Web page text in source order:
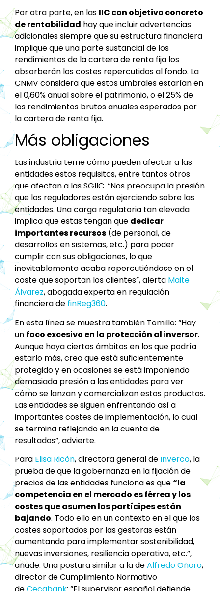
Por otra parte, en las IIC con objetivo concreto
de rentabilidad hay que incluir advertencias
adicionales siempre que su estructura financiera
implique que una parte sustancial de los
rendimientos de la cartera de renta fija los
absorberán los costes repercutidos al fondo. La
CNMV considera que estos umbrales estarían en
el 0,60% anual sobre el patrimonio, o el 25% de
los rendimientos brutos anuales esperados por
la cartera de renta fija.
Más obligaciones
Las industria teme cómo pueden afectar a las
entidades estos requisitos, entre tantos otros
que afectan a las SGIIC. “Nos preocupa la presión
que los reguladores están ejerciendo sobre las
entidades. Una carga regulatoria tan elevada
implica que estas tengan que dedicar
importantes recursos (de personal, de
desarrollos en sistemas, etc.) para poder
cumplir con sus obligaciones, lo que
inevitablemente acaba repercutiéndose en el
coste que soportan los clientes”, alerta Maite
Álvarez, abogada experta en regulación
financiera de finReg360.
En esta línea se muestra también Tomillo: “Hay
un foco excesivo en la protección al inversor.
Aunque haya ciertos ámbitos en los que podría
estarlo más, creo que está suficientemente
protegido y en ocasiones se está imponiendo
demasiada presión a las entidades para ver
cómo se lanzan y comercializan estos productos.
Las entidades se siguen enfrentando así a
importantes costes de implementación, lo cual
se termina reflejando en la cuenta de
resultados”, advierte.
Para Elisa Ricón, directora general de Inverco, la
prueba de que la gobernanza en la fijación de
precios de las entidades funciona es que“la
competencia en el mercado es férrea y los
costes que asumen los partícipes están
bajando. Todo ello en un contexto en el que los
costes soportados por las gestoras están
aumentando para implementar sostenibilidad,
nuevas inversiones, resiliencia operativa, etc.”,
añade. Una postura similar a la deAlfredo Oñoro,
director de Cumplimiento Normativo